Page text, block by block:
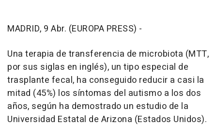
MADRID, 9 Abr. (EUROPA PRESS) -
Una terapia de transferencia de microbiota (MTT,
por sus siglas en inglés), un tipo especial de
trasplante fecal, ha conseguido reducir a casi la
mitad (45%) los síntomas del autismo a los dos
años, según ha demostrado un estudio de la
Universidad Estatal de Arizona (Estados Unidos).